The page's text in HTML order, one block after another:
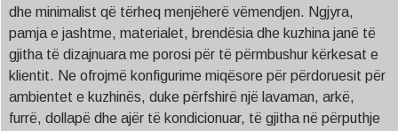
dhe minimalist që tërheq menjëherë vëmendjen. Ngjyra,
pamja e jashtme, materialet, brendësia dhe kuzhina janë të
gjitha të dizajnuara me porosi për të përmbushur kërkesat e
klientit. Ne ofrojmë konfigurime miqësore për përdoruesit për
ambientet e kuzhinës, duke përfshirë një lavaman, arkë,
furrë, dollapë dhe ajër të kondicionuar, të gjitha në përputhje